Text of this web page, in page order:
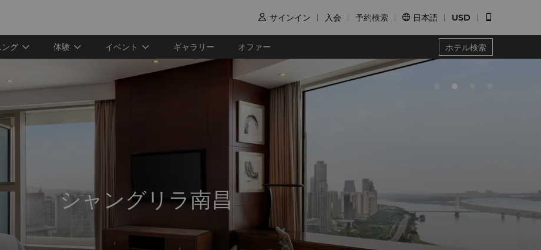
 サインイン 入会 予約検索  日本語 USD
ング 体験 イベント ギャラリー オファー ホテル検索
シャングリラ南昌